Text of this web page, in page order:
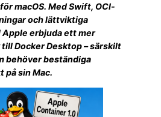
macOS. Med Swift, OCI-
och lättviktiga
erbjuda ett mer
Docker Desktop – särskilt
behöver beständiga
på sin Mac.